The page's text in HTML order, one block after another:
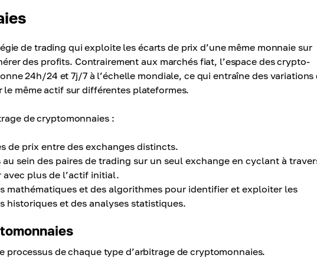
de trading qui exploite les écarts de prix d’une même monnaie sur
des profits. Contrairement aux marchés fiat, l’espace des crypto-
24h/24 et 7j/7 à l’échelle mondiale, ce qui entraîne des variations
même actif sur différentes plateformes.
de cryptomonnaies :
de prix entre des exchanges distincts.
sein des paires de trading sur un seul exchange en cyclant à
plus de l’actif initial.
mathématiques et des algorithmes pour identifier et exploiter les
historiques et des analyses statistiques.
de chaque type d’arbitrage de cryptomonnaies.